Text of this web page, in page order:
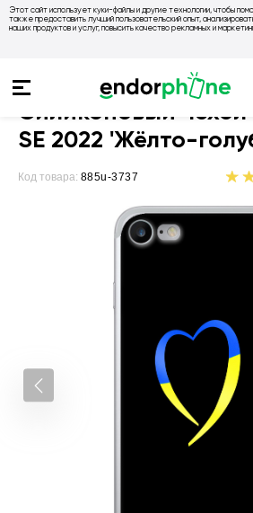
Этот сайт использует куки-файлы и другие технологии, чтобы
также предоставить лучший пользовательский опыт,
наших продуктов и услуг, повысить качество рекламных и
Чехлы на Apple
Силиконовый чехол
SE 2022 'Жёлто-
Код товара: 885u-3737